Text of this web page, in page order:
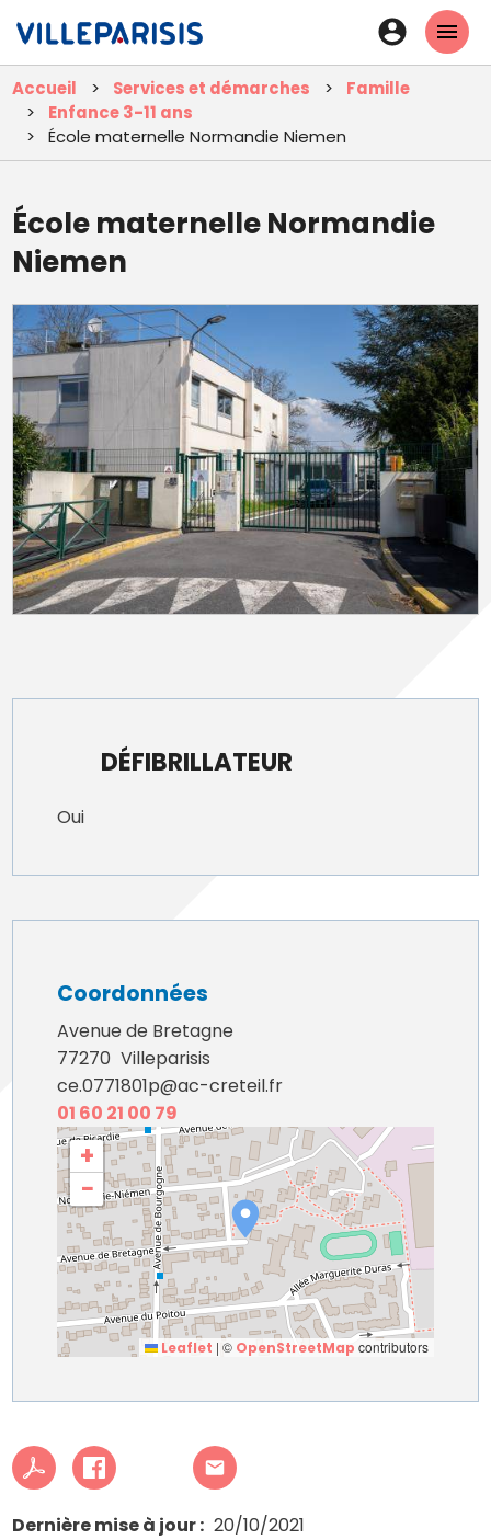
contenu
principal
En-
tête
-
Accueil Services et démarches
Famille
Enfance 3-11 ans
École maternelle Normandie Niemen
École maternelle Normandie
Niemen
DÉFIBRILLATEUR
Oui
Coordonnées
Avenue de Bretagne
77270 Villeparisis
ce.0771801p@ac-creteil.fr
01 60 21 00 79
+
−
Leaflet | © OpenStreetMap contributors
Dernière mise à jour 20/10/2021